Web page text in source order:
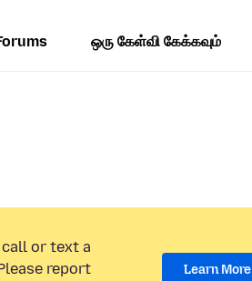
ஒரு கேள்வி கேக்கவும்
or text a
report
Learn More